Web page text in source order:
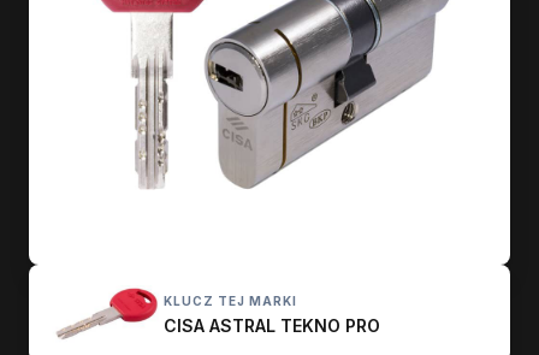
KLUCZ TEJ MARKI
CISA ASTRAL TEKNO PRO